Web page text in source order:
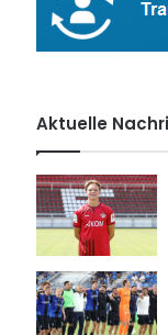
Aktuelle